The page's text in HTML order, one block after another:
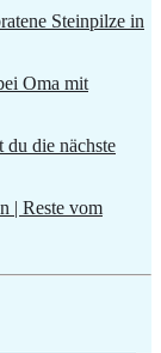
Steinpilze in
Oma mit
du die nächste
| Reste vom